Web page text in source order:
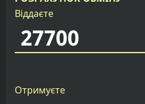
Віддаєте
Отримуєте